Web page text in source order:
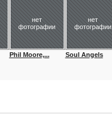
нет
фотографии
Phil Moore,...
нет
фотографии
Soul Angels